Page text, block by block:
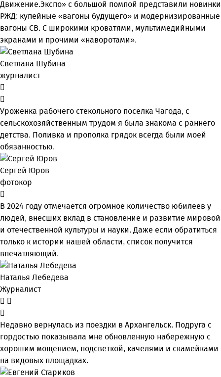
Движение.Экспо» с большой помпой представили новинки
РЖД: купейные «вагоны будущего» и модернизированные
вагоны СВ. С широкими кроватями, мультимедийными
экранами и прочими «наворотами».
Светлана Шубина
журналист
Уроженка рабочего стекольного поселка Чагода, с
сельскохозяйственным трудом я была знакома с раннего
детства. Поливка и прополка грядок всегда были моей
обязанностью.
Сергей Юров
фотокор
В 2024 году отмечается огромное количество юбилеев у
людей, внесших вклад в становление и развитие мировой
и отечественной культуры и науки. Даже если обратиться
только к истории нашей области, список получится
впечатляющий.
Наталья Лебедева
Журналист
Недавно вернулась из поездки в Архангельск. Подруга с
гордостью показывала мне обновленную набережную с
хорошим мощением, подсветкой, качелями и скамейками
на видовых площадках.